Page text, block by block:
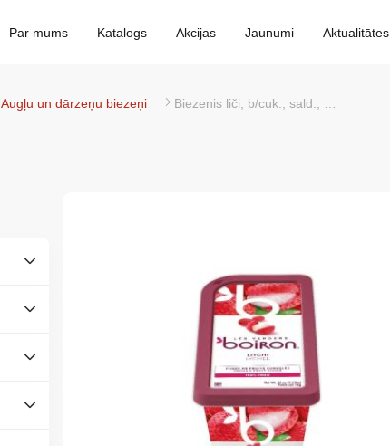
Par mums Katalogs Akcijas Jaunumi Aktualitātes
Augļu un dārzeņu biezeņi Biezenis liči, b/cuk., sald., 6*1kg, Boiron